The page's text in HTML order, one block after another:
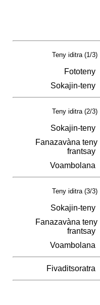
Teny iditra (1/3)
Fototeny
Sokajin-teny
Teny iditra (2/3)
Sokajin-teny
Fanazavàna teny
frantsay
Voambolana
Teny iditra (3/3)
Sokajin-teny
Fanazavàna teny
frantsay
Voambolana
Fivaditsoratra